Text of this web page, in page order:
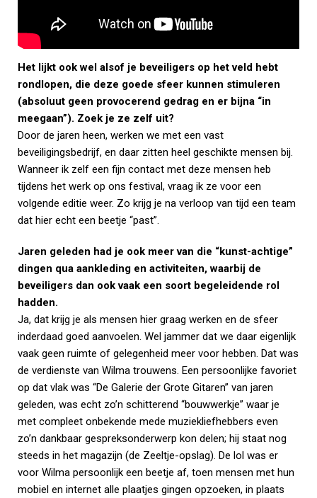
Het lijkt ook wel alsof je beveiligers op het veld hebt
rondlopen, die deze goede sfeer kunnen stimuleren
(absoluut geen provocerend gedrag en er bijna “in
meegaan”). Zoek je ze zelf uit?
Door de jaren heen, werken we met een vast
beveiligingsbedrijf, en daar zitten heel geschikte mensen bij.
Wanneer ik zelf een fijn contact met deze mensen heb
tijdens het werk op ons festival, vraag ik ze voor een
volgende editie weer. Zo krijg je na verloop van tijd een team
dat hier echt een beetje “past”.
Jaren geleden had je ook meer van die “kunst-achtige”
dingen qua aankleding en activiteiten, waarbij de
beveiligers dan ook vaak een soort begeleidende rol
hadden.
Ja, dat krijg je als mensen hier graag werken en de sfeer
inderdaad goed aanvoelen. Wel jammer dat we daar eigenlijk
vaak geen ruimte of gelegenheid meer voor hebben. Dat was
de verdienste van Wilma trouwens. Een persoonlijke favoriet
op dat vlak was “De Galerie der Grote Gitaren” van jaren
geleden, was echt zo’n schitterend “bouwwerkje” waar je
met compleet onbekende mede muziekliefhebbers even
zo’n dankbaar gespreksonderwerp kon delen; hij staat nog
steeds in het magazijn (de Zeeltje-opslag). De lol was er
voor Wilma persoonlijk een beetje af, toen mensen met hun
mobiel en internet alle plaatjes gingen opzoeken, in plaats